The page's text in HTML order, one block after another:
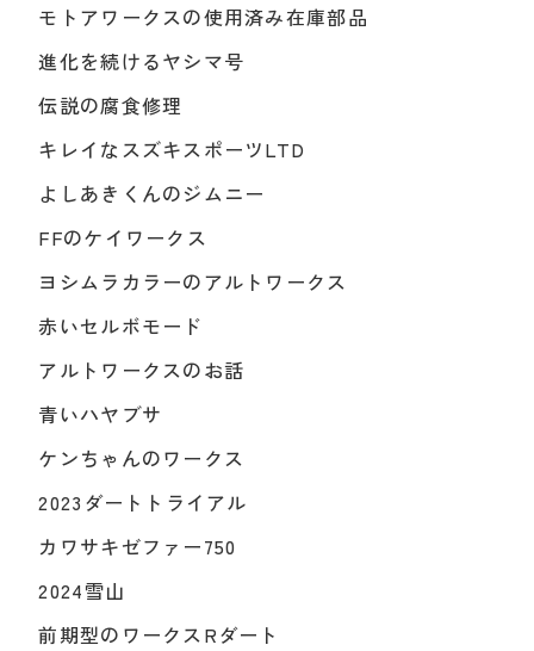
モトアワークスの使用済み在庫部品
進化を続けるヤシマ号
伝説の腐食修理
キレイなスズキスポーツLTD
よしあきくんのジムニー
FFのケイワークス
ヨシムラカラーのアルトワークス
赤いセルボモード
アルトワークスのお話
青いハヤブサ
ケンちゃんのワークス
2023ダートトライアル
カワサキゼファー750
2024雪山
前期型のワークスRダート